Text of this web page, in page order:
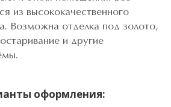
из высококачественного
Возможна отделка под золото,
и другие
оформления: